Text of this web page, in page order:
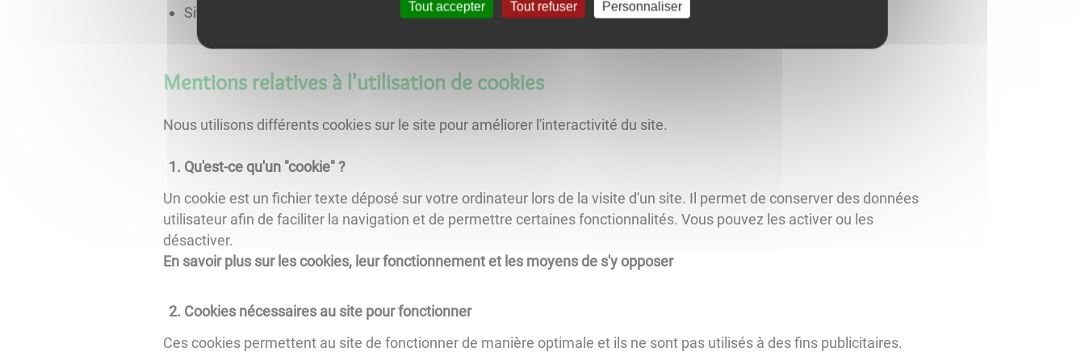
Site web :
Mentions relatives à l'utilisation de cookies
Nous utilisons différents cookies sur le site pour améliorer l'interactivité du site.
Qu'est-ce qu'un "cookie" ?
Un cookie est un fichier texte déposé sur votre ordinateur lors de la visite d'un site. Il permet de conserver des données
utilisateur afin de faciliter la navigation et de permettre certaines fonctionnalités. Vous pouvez les activer ou les
désactiver.
En savoir plus sur les cookies, leur fonctionnement et les moyens de s'y opposer
Cookies nécessaires au site pour fonctionner
Ces cookies permettent au site de fonctionner de manière optimale et ils ne sont pas utilisés à des fins publicitaires.
Tout accepter Tout refuser Personnaliser